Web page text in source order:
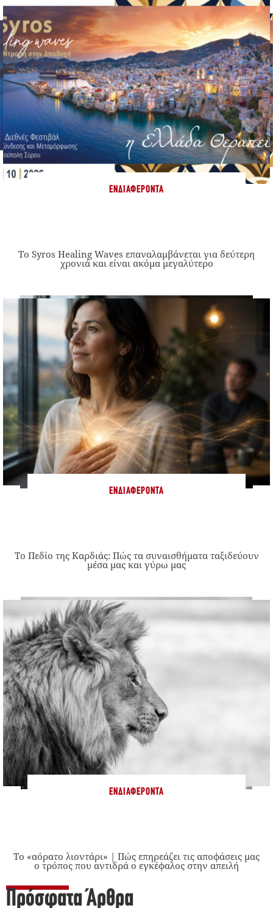
ΕΝΔΙΑΦΈΡΟΝΤΑ
Το Syros Healing Waves επαναλαμβάνεται για δεύτερη
χρονιά και είναι ακόμα μεγαλύτερο
ΕΝΔΙΑΦΈΡΟΝΤΑ
Το Πεδίο της Καρδιάς: Πώς τα συναισθήματα ταξιδεύουν
μέσα μας και γύρω μας
ΕΝΔΙΑΦΈΡΟΝΤΑ
Το «αόρατο λιοντάρι» | Πώς επηρεάζει τις αποφάσεις μας
ο τρόπος που αντιδρά ο εγκέφαλος στην απειλή
Πρόσφατα Άρθρα